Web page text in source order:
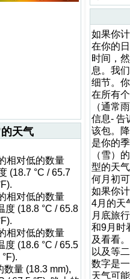
天气
相对低的数量
(18.7 °C / 65.7
相对低的数量
度 (18.8 °C / 65.8
相对低的数量
度 (18.6 °C / 65.5
数量 (18.3 mm),
如果你
在你的
时间，
息。我
细节。
在所有
（通常
信息- 告
该包。
是你的
（雪）
型的天
何月初
如果你
4月的天
月底旅
和9月时
及看看
以及等
数字是
天气可